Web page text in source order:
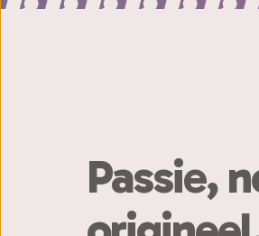
Passie,